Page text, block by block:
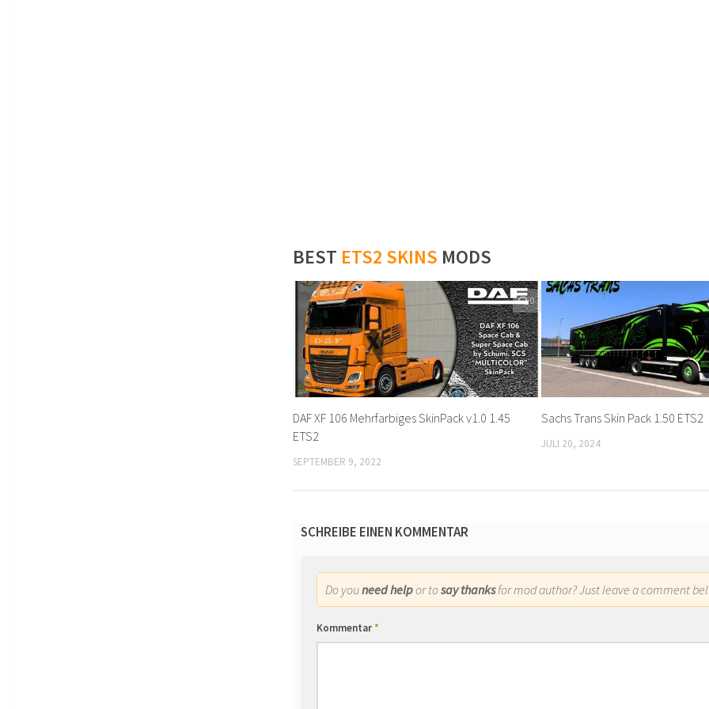
BEST ETS2 SKINS MODS
0
DAF XF 106 Mehrfarbiges SkinPack v1.0 1.45
ETS2
SEPTEMBER 9, 2022
Sachs Trans Skin Pack 1.50 ETS2
JULI 20, 2024
SCHREIBE EINEN KOMMENTAR
Do youneed helpor tosay thanksfor mod author? Just leave a comment
Kommentar*